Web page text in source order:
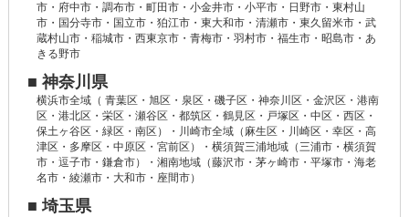
市・府中市・調布市・町田市・小金井市・小平市・日野市・東村山
市・国分寺市・国立市・狛江市・東大和市・清瀬市・東久留米市・武
蔵村山市・稲城市・西東京市・青梅市・羽村市・福生市・昭島市・あ
きる野市
■ 神奈川県
横浜市全域（ 青葉区・旭区・泉区・磯子区・神奈川区・金沢区・港南
区・港北区・栄区・瀬谷区・都筑区・鶴見区・戸塚区・中区・西区・
保土ヶ谷区・緑区・南区）・川崎市全域（麻生区・川崎区・幸区・高
津区・多摩区・中原区・宮前区）・横須賀三浦地域（三浦市・横須賀
市・逗子市・鎌倉市）・湘南地域（藤沢市・茅ヶ崎市・平塚市・海老
名市・綾瀬市・大和市・座間市）
■ 埼玉県